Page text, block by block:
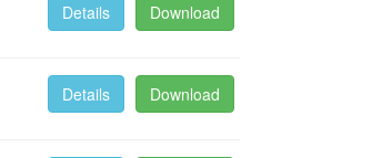
Download
Details
Download
Details